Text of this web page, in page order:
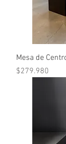
Mesa de
Precio
$279.980